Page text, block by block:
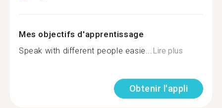
Mes objectifs d'apprentissage
Speak with different people easie... Lire plus
Obtenir l'appli